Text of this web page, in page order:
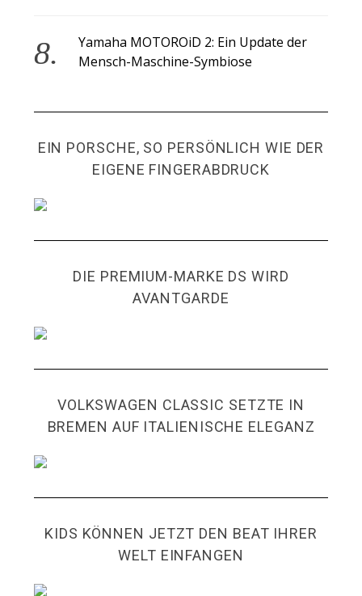
Yamaha MOTOROiD 2: Ein Update der
Mensch-Maschine-Symbiose
EIN PORSCHE, SO PERSÖNLICH WIE DER
EIGENE FINGERABDRUCK
DIE PREMIUM-MARKE DS WIRD
AVANTGARDE
VOLKSWAGEN CLASSIC SETZTE IN
BREMEN AUF ITALIENISCHE ELEGANZ
KIDS KÖNNEN JETZT DEN BEAT IHRER
WELT EINFANGEN